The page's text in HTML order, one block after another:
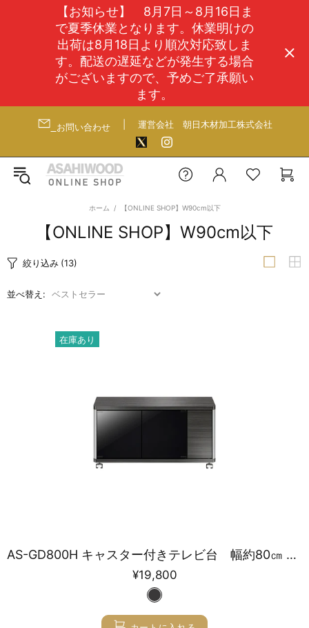
【お知らせ】 8月7日～8月16日ま
で夏季休業となります。休業明けの
出荷は8月18日より順次対応致しま
す。配送の遅延などが発生する場合
がございますので、予めご了承願い
ます。
お問い合わせ 運営会社 朝日木材加工株式会社
ホーム 【ONLINE SHOP】W90cm以下
【ONLINE SHOP】W90cm以下
絞り込み (13)
並べ替え:
在庫あり
AS-GD800H キャスター付きテレビ台 幅約80㎝ アッシュグレー ハイタイプ
¥19,800